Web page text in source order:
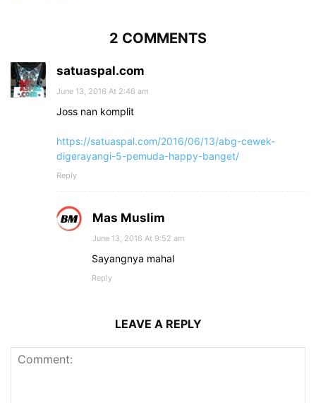
2 COMMENTS
satuaspal.com
June 13, 2016 At 2:46 am
Joss nan komplit
https://satuaspal.com/2016/06/13/abg-cewek-
digerayangi-5-pemuda-happy-banget/
Reply
Mas Muslim
June 13, 2016 At 9:52 am
Sayangnya mahal
Reply
LEAVE A REPLY